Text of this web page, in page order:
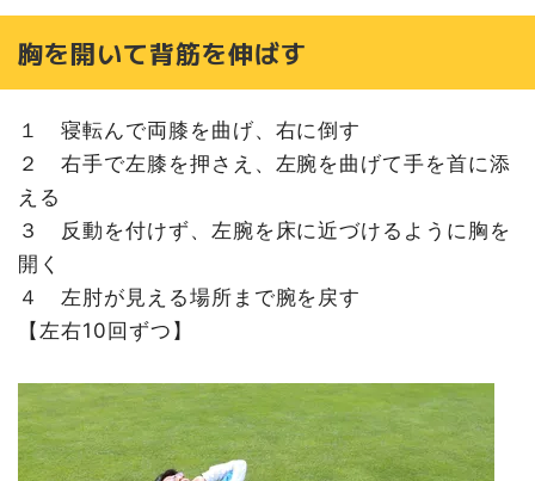
胸を開いて背筋を伸ばす
１ 寝転んで両膝を曲げ、右に倒す
２ 右手で左膝を押さえ、左腕を曲げて手を首に添
える
３ 反動を付けず、左腕を床に近づけるように胸を
開く
４ 左肘が見える場所まで腕を戻す
【左右10回ずつ】